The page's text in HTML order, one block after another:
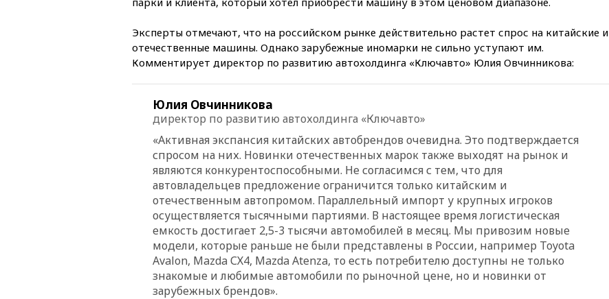
море
вчера, 21:43
председатель Верховного
суда Венгрии согласился стать
претендентов на получение
гражданства
вчера, 20:12
Болгарии: упавший в стране
беспилотник, скорее всего,
был украинским
вчера, 19:29 ОАЭ обвинили
Иран в атаке на судно
нефтяной компании ADNOC в
Ормузе
Эксперты отмечают, что на российском рынке действительно растет спрос на китайские и
отечественные машины. Однако зарубежные иномарки не сильно уступают им.
Комментирует директор по развитию автохолдинга «Ключавто» Юлия Овчинникова:
Юлия Овчинникова
директор по развитию автохолдинга «Ключавто»
«Активная экспансия китайских автобрендов очевидна. Это подтверждается
спросом на них. Новинки отечественных марок также выходят на рынок и
являются конкурентоспособными. Не согласимся с тем, что для
автовладельцев предложение ограничится только китайским и
отечественным автопромом. Параллельный импорт у крупных игроков
осуществляется тысячными партиями. В настоящее время логистическая
емкость достигает 2,5-3 тысячи автомобилей в месяц. Мы привозим новые
модели, которые раньше не были представлены в России, например Toyota
Avalon, Mazda СХ4, Mazda Atenza, то есть потребителю доступны не только
знакомые и любимые автомобили по рыночной цене, но и новинки от
зарубежных брендов».